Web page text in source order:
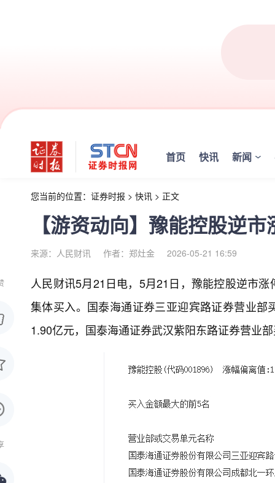
首页 快讯 新闻
您当前的位置： 证券时报 > 快讯 > 正文
【游资动向】豫能控股逆
来源：人民财讯 作者：郑灶金 2026-05-21 16:59
人民财讯5月21日电， 5月21日，豫能控股逆市
集体买入。国泰海通证券三亚迎宾路证券营业
1.90亿元，国泰海通证券武汉紫阳东路证券营业